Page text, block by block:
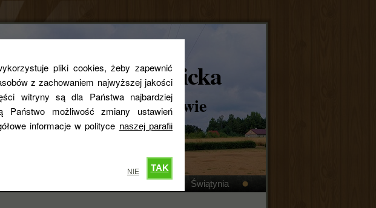
pliki cookies, żeby zapewnić
z zachowaniem najwyższej jakości
witryny są dla Państwa najbardziej
możliwość zmiany ustawień
informacje w polityce naszej parafii
TAK
NIE
rzymskokatolicka
Św. Zygmunta w Królewie
Świątynia